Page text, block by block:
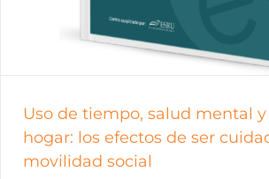
Uso de tiempo, salud mental
hogar: los efectos de ser
movilidad social